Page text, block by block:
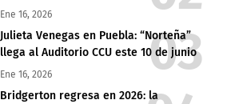
Ene 16, 2026
Julieta Venegas en Puebla: “Norteña”
llega al Auditorio CCU este 10 de junio
Ene 16, 2026
Bridgerton regresa en 2026: la